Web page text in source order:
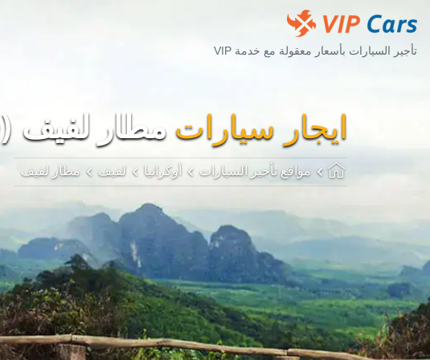
تأجير السيارات بأسعار معقولة مع خدمة VIP
ايجار سيارات مطار لفيف (LWO)
مواقع تأجير السيارات أوكرانيا لفيف مطار لفيف